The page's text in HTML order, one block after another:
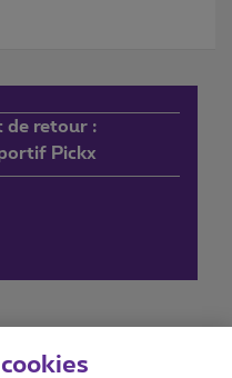
de retour :
Pickx